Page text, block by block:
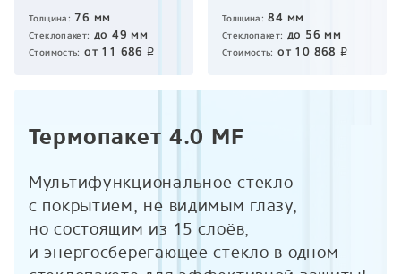
Толщина: 76 мм
Стеклопакет: до49 мм
Стоимость: от 11 686 p
Толщина: 84 мм
Стеклопакет: до 56 мм
Стоимость: от 10 868 p
Термопакет 4.0 MF
Мультифункциональное стекло
с покрытием, не видимым глазу,
но состоящим из 15 слоёв,
и энергосберегающее стекло в одном